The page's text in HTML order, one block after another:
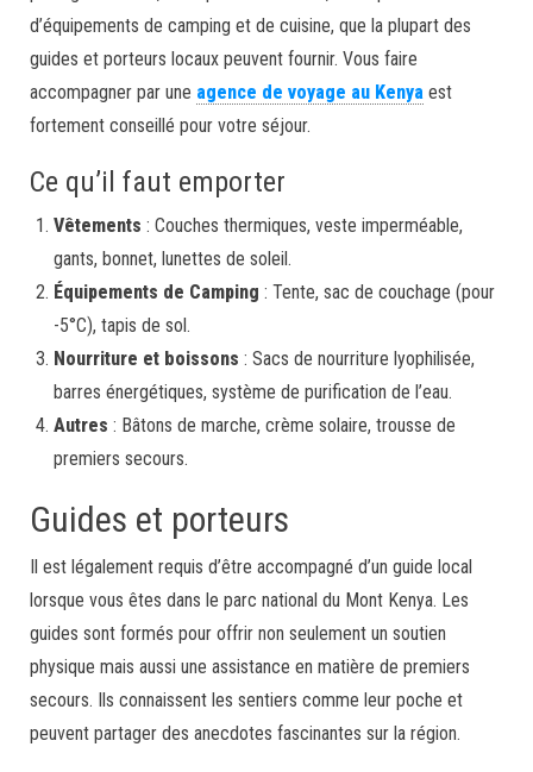
d’équipements de camping et de cuisine, que la plupart des
guides et porteurs locaux peuvent fournir. Vous faire
accompagner par une agence de voyage au Kenya est
fortement conseillé pour votre séjour.
Ce qu’il faut emporter
Vêtements : Couches thermiques, veste imperméable,
gants, bonnet, lunettes de soleil.
Équipements de Camping : Tente, sac de couchage (pour
-5°C), tapis de sol.
Nourriture et boissons : Sacs de nourriture lyophilisée,
barres énergétiques, système de purification de l’eau.
Autres : Bâtons de marche, crème solaire, trousse de
premiers secours.
Guides et porteurs
Il est légalement requis d’être accompagné d’un guide local
lorsque vous êtes dans le parc national du Mont Kenya. Les
guides sont formés pour offrir non seulement un soutien
physique mais aussi une assistance en matière de premiers
secours. Ils connaissent les sentiers comme leur poche et
peuvent partager des anecdotes fascinantes sur la région.